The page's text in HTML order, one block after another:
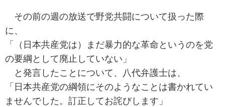
その前の週の放送で野党共闘について扱った際
に、
「（日本共産党は）まだ暴力的な革命というのを党
の要綱として廃止していない」
と発言したことについて、八代弁護士は、
「日本共産党の綱領にそのようなことは書かれてい
ませんでした。訂正してお詫びします」